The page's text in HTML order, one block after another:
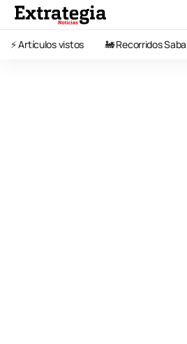
⚡️ Artículos vistos 🚂 Recorridos